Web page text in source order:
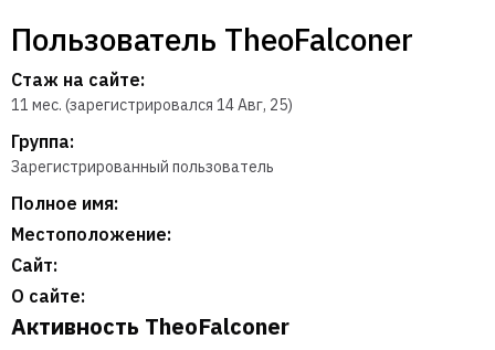
Пользователь TheoFalconer
Стаж на сайте:
11 мес. (зарегистрировался 14 Авг, 25)
Группа:
Зарегистрированный пользователь
Полное имя:
Местоположение:
Сайт:
О сайте:
Активность TheoFalconer